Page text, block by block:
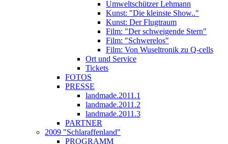
Umweltschützer Lehmann
Kunst: "Die kleinste Show.."
Kunst: Der Flugtraum
Film: "Der schweigende Stern"
Film: "Schwerelos"
Film: Von Wuseltronik zu Q-cells
Ort und Service
Tickets
FOTOS
PRESSE
landmade.2011.1
landmade.2011.2
landmade.2011.3
PARTNER
2009 "Schlaraffenland"
PROGRAMM